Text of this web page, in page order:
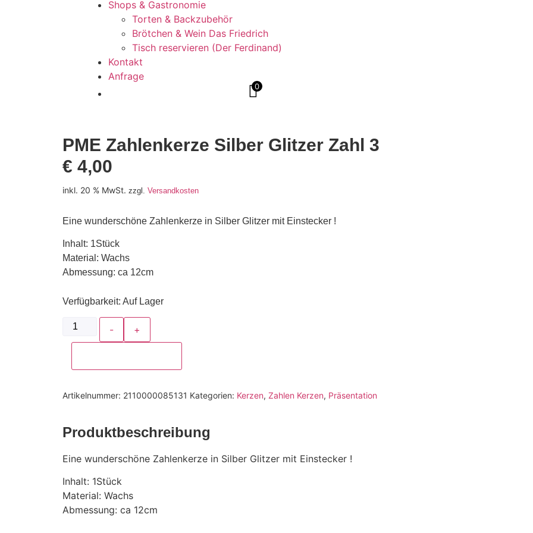
Shops & Gastronomie
Torten & Backzubehör
Brötchen & Wein Das Friedrich
Tisch reservieren (Der Ferdinand)
Kontakt
Anfrage
0
PME Zahlenkerze Silber Glitzer Zahl 3
€ 4,00
inkl. 20 % MwSt. zzgl. Versandkosten
Eine wunderschöne Zahlenkerze in Silber Glitzer mit Einstecker !
Inhalt: 1Stück
Material: Wachs
Abmessung: ca 12cm
Verfügbarkeit: Auf Lager
- +
Artikelnummer: 2110000085131 Kategorien: Kerzen, Zahlen Kerzen, Präsentation
Produktbeschreibung
Eine wunderschöne Zahlenkerze in Silber Glitzer mit Einstecker !
Inhalt: 1Stück
Material: Wachs
Abmessung: ca 12cm